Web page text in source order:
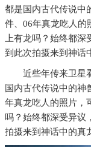
都是国内古代传说中
件、06年真龙吃人的
上有龙吗？始终都
到此次拍摄来到神话
近些年传来卫星
国内古代传说中的神
年真龙吃人的照片，
吗？始终都深受异议
拍摄来到神话中的真